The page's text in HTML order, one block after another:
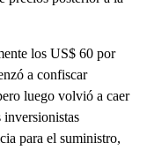
los US$ 60 por
a confiscar
luego volvió a caer
inversionistas
para el suministro,